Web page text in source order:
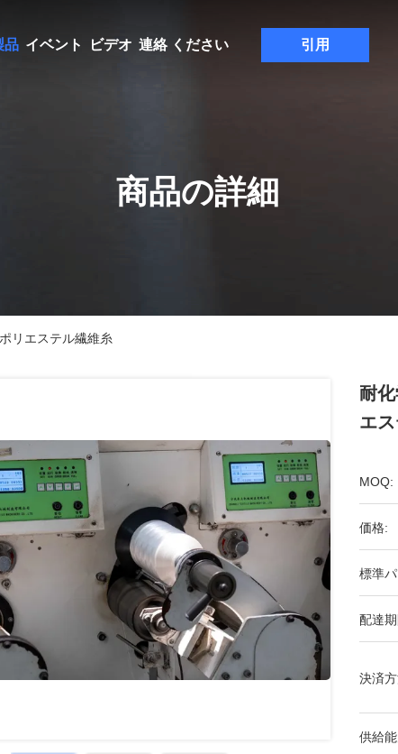
品 イベント ビデオ 連絡 ください 引用
商品の詳細
リエステル繊維糸
耐
エ
MOQ:
価格:
標準
配達
決済
供給